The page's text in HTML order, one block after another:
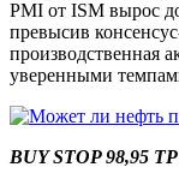
PMI от ISM вырос
превысив
производственная
уверенными
BUY STOP 98,95